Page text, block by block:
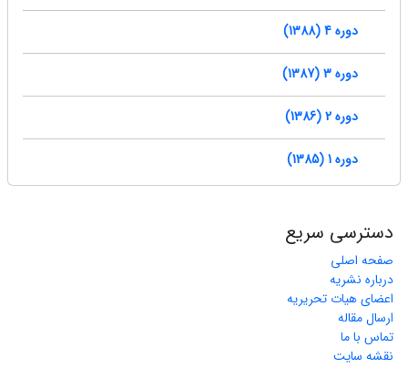
دوره 4 (1388)
دوره 3 (1387)
دوره 2 (1386)
دوره 1 (1385)
دسترسی سریع
صفحه اصلی
درباره نشریه
اعضای هیات تحریریه
ارسال مقاله
تماس با ما
نقشه سایت